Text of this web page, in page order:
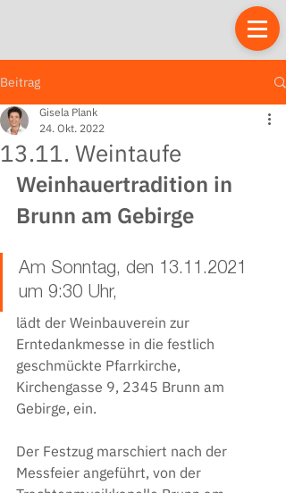
Beitrag
13.11. Weintaufe
Gisela Plank
24. Okt. 2022
Weinhauertradition in
Brunn am Gebirge
Am Sonntag, den 13.11.2021
um 9:30 Uhr,
lädt der Weinbauverein zur
Erntedankmesse in die festlich
geschmückte Pfarrkirche,
Kirchengasse 9, 2345 Brunn am
Gebirge, ein.
Der Festzug marschiert nach der
Messfeier angeführt, von der